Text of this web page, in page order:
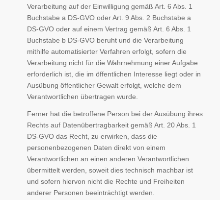
Verarbeitung auf der Einwilligung gemäß Art. 6 Abs. 1
Buchstabe a DS-GVO oder Art. 9 Abs. 2 Buchstabe a
DS-GVO oder auf einem Vertrag gemäß Art. 6 Abs. 1
Buchstabe b DS-GVO beruht und die Verarbeitung
mithilfe automatisierter Verfahren erfolgt, sofern die
Verarbeitung nicht für die Wahrnehmung einer Aufgabe
erforderlich ist, die im öffentlichen Interesse liegt oder in
Ausübung öffentlicher Gewalt erfolgt, welche dem
Verantwortlichen übertragen wurde.
Ferner hat die betroffene Person bei der Ausübung ihres
Rechts auf Datenübertragbarkeit gemäß Art. 20 Abs. 1
DS-GVO das Recht, zu erwirken, dass die
personenbezogenen Daten direkt von einem
Verantwortlichen an einen anderen Verantwortlichen
übermittelt werden, soweit dies technisch machbar ist
und sofern hiervon nicht die Rechte und Freiheiten
anderer Personen beeinträchtigt werden.